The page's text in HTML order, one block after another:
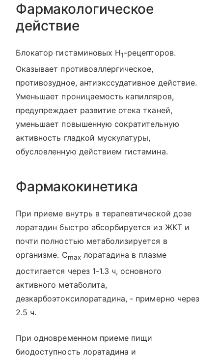
Фармакологическое
действие
Блокатор гистаминовых Н1-рецепторов.
Оказывает противоаллергическое,
противозудное, антиэкссудативное действие.
Уменьшает проницаемость капилляров,
предупреждает развитие отека тканей,
уменьшает повышенную сократительную
активность гладкой мускулатуры,
обусловленную действием гистамина.
Фармакокинетика
При приеме внутрь в терапевтической дозе
лоратадин быстро абсорбируется из ЖКТ и
почти полностью метаболизируется в
организме. Cmaxлоратадина в плазме
достигается через 1-1.3 ч, основного
активного метаболита,
дезкарбоэтоксилоратадина, - примерно через
2.5 ч.
При одновременном приеме пищи
биодоступность лоратадина и